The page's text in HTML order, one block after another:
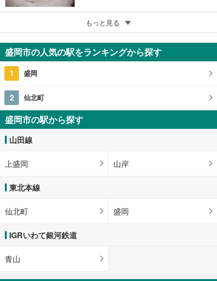
マンション菜園
500万円
3DK
岩手県盛岡市開運橋通
もっと見る
盛岡市の人気の駅をランキングから探す
1 盛岡
2 仙北町
盛岡市の駅から探す
山田線
上盛岡 山岸
東北本線
仙北町 盛岡
IGRいわて銀河鉄道
青山